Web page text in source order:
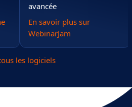
avancée
En savoir plus sur
WebinarJam
les logiciels